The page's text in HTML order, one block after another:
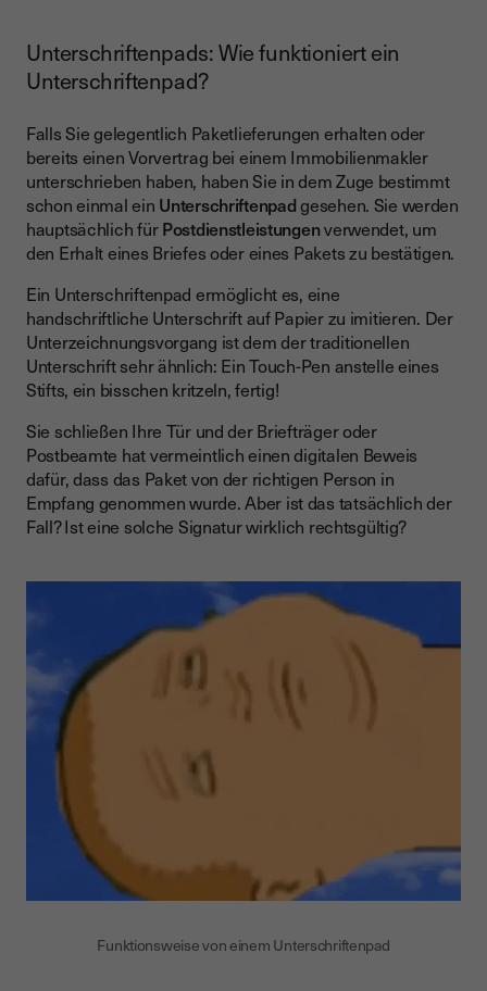
Unterschriftenpads: Wie funktioniert ein
Unterschriftenpad?
Falls Sie gelegentlich Paketlieferungen erhalten oder
bereits einen Vorvertrag bei einem Immobilienmakler
unterschrieben haben, haben Sie in dem Zuge bestimmt
schon einmal ein Unterschriftenpadgesehen. Sie werden
hauptsächlich fürPostdienstleistungenverwendet, um
den Erhalt eines Briefes oder eines Pakets zu bestätigen.
Ein Unterschriftenpad ermöglicht es, eine
handschriftliche Unterschrift auf Papier zu imitieren. Der
Unterzeichnungsvorgang ist dem der traditionellen
Unterschrift sehr ähnlich: Ein Touch-Pen anstelle eines
Stifts, ein bisschen kritzeln, fertig!
Sie schließen Ihre Tür und der Briefträger oder
Postbeamte hat vermeintlich einen digitalen Beweis
dafür, dass das Paket von der richtigen Person in
Empfang genommen wurde. Aber ist das tatsächlich der
Fall? Ist eine solche Signatur wirklich rechtsgültig?
Funktionsweise von einem Unterschriftenpad